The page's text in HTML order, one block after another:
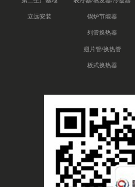
立远安装
锅炉节能器
列管换热器
翅片管/换热管
板式换热器